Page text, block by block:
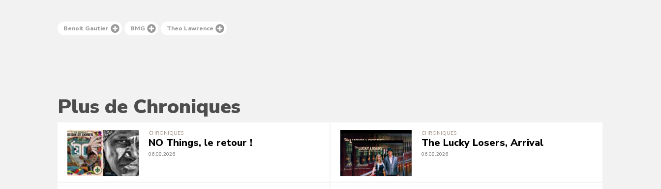
Benoit Gautier BMG Theo Lawrence
Plus de Chroniques
CHRONIQUES
NO Things, le retour !
06.08.2026
CHRONIQUES
The Lucky Losers, Arrival
06.08.2026